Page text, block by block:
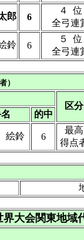
郎 6
４ 位
全弓連
鈴 6
５ 位
全弓連
）
区分
的中
絵鈴 6
最高
得点
界大会関東地域